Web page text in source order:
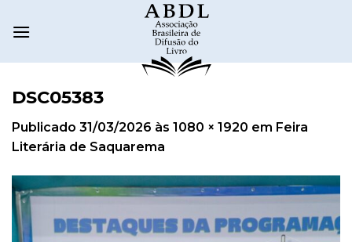
DSC05383
Publicado 31/03/2026 às 1080 × 1920 em Feira
Literária de Saquarema